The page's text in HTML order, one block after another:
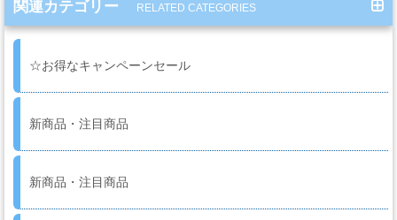
ー・
エ
経
路
コ
ン
関連カテゴリー RELATED CATEGORIES
☆お得なキャンペーンセール
新商品・注目商品
新商品・注目商品